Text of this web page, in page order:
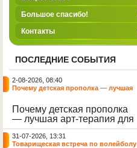
Большое спасибо!
Контакты
ПОСЛЕДНИЕ СОБЫТИЯ
2-08-2026, 08:40
Почему детская прополка — лучшая
Почему детская прополка
— лучшая арт-терапия для
воспитателя?
31-07-2026, 13:31
Товарищеская встреча по волейболу